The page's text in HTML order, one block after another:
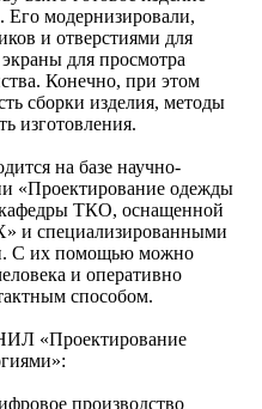
модернизировали,
и отверстиями для
для просмотра
Конечно, при этом
сборки изделия, методы
изготовления.
на базе научно-
«Проектирование одежды
ТКО, оснащенной
и специализированными
С их помощью можно
и оперативно
способом.
«Проектирование
производство